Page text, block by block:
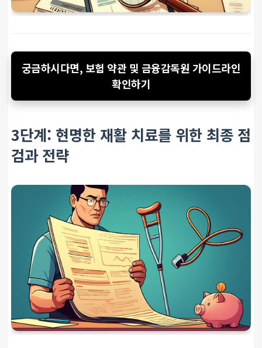
궁금하시다면, 보험 약관 및 금융감독원 가이드라인
확인하기
3단계: 현명한 재활 치료를 위한 최종 점
검과 전략